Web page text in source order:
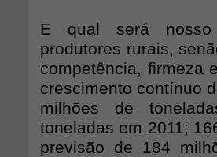
E qual será nosso
produtores rurais,
competência, firmeza
crescimento contínuo
milhões de
toneladas em 2011;
previsão de 184